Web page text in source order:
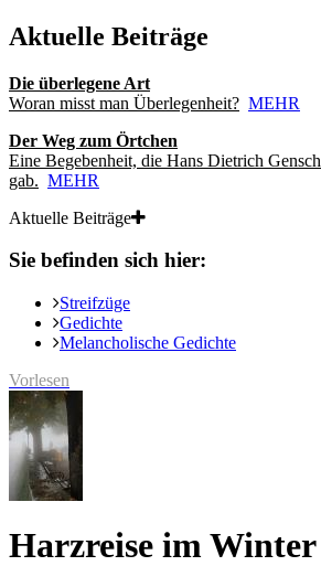
Aktuelle Beiträge
Die überlegene Art
Woran misst man Überlegenheit? MEHR
Der Weg zum Örtchen
Eine Begebenheit, die Hans Dietrich
gab. MEHR
Aktuelle Beiträge
Sie befinden sich hier:
Streifzüge
Gedichte
Melancholische Gedichte
Vorlesen
Harzreise im Winter